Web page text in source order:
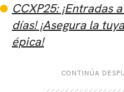
CCXP25: ¡Entradas
días! ¡Asegura la
épica!
CONTINÚA